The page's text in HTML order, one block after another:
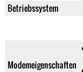
Betriebssystem
Modemeigenschaften